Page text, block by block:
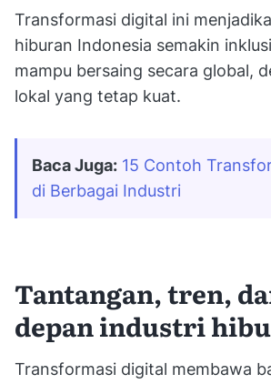
Transformasi digital ini
hiburan Indonesia semakin
mampu bersaing secara global,
lokal yang tetap kuat.
Baca Juga: 15 Contoh
di Berbagai Industri
Tantangan, tren,
depan industri
Transformasi digital membawa